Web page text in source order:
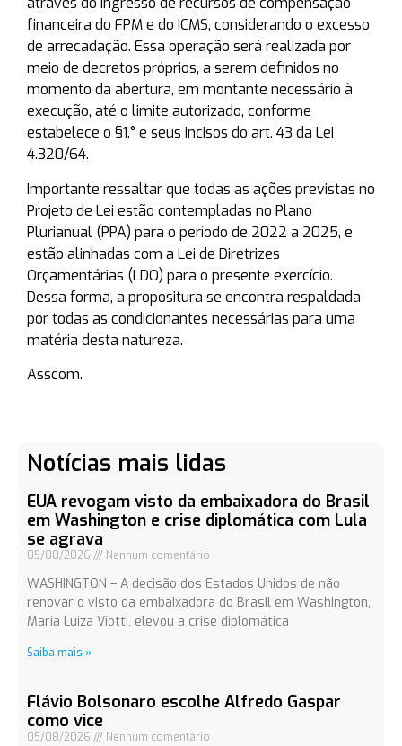
financeira do FPM e do ICMS, considerando o excesso
de arrecadação. Essa operação será realizada por
meio de decretos próprios, a serem definidos no
momento da abertura, em montante necessário à
execução, até o limite autorizado, conforme
estabelece o §1.° e seus incisos do art. 43 da Lei
4.320/64.
Importante ressaltar que todas as ações previstas no
Projeto de Lei estão contempladas no Plano
Plurianual (PPA) para o período de 2022 a 2025, e
estão alinhadas com a Lei de Diretrizes
Orçamentárias (LDO) para o presente exercício.
Dessa forma, a propositura se encontra respaldada
por todas as condicionantes necessárias para uma
matéria desta natureza.
Asscom.
Notícias mais lidas
EUA revogam visto da embaixadora do Brasil
em Washington e crise diplomática com Lula
se agrava
05/08/2026 Nenhum comentário
WASHINGTON – A decisão dos Estados Unidos de não
renovar o visto da embaixadora do Brasil em Washington,
Maria Luiza Viotti, elevou a crise diplomática
Saiba mais »
Flávio Bolsonaro escolhe Alfredo Gaspar
como vice
05/08/2026 Nenhum comentário